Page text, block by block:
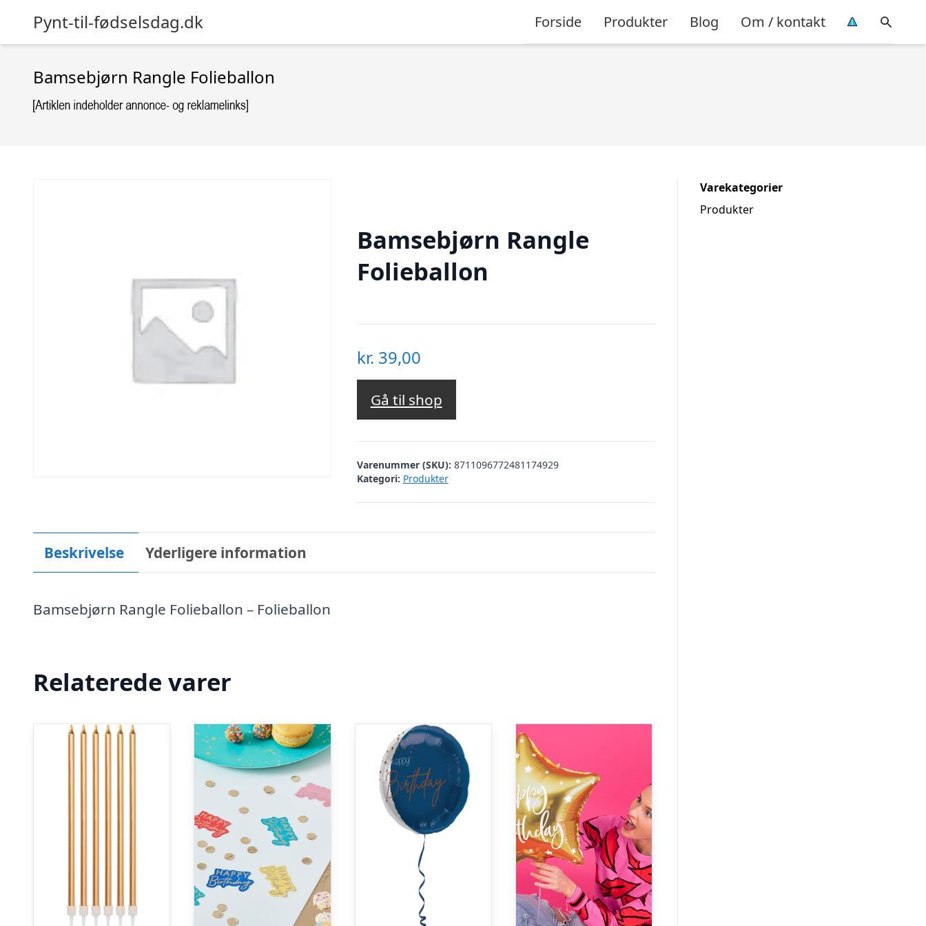
Pynt-til-fødselsdag.dk Forside Produkter Blog Om / kontakt
Bamsebjørn Rangle Folieballon
Bamsebjørn Rangle
Folieballon
kr. 39,00
Gå til shop
Varenummer (SKU): 8711096772481174929
Kategori: Produkter
Beskrivelse Yderligere information
Bamsebjørn Rangle Folieballon – Folieballon
Relaterede varer
Varekategorier
Produkter